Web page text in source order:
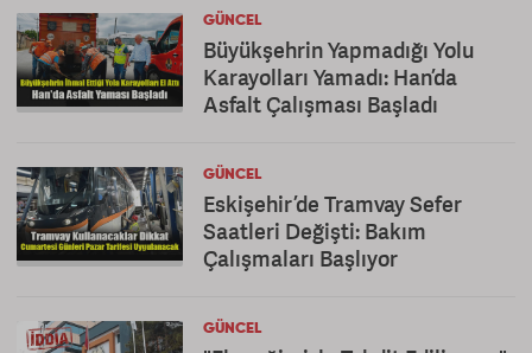
GÜNCEL
Büyükşehrin Yapmadığı Yolu
Karayolları Yamadı: Han’da
Asfalt Çalışması Başladı
GÜNCEL
Eskişehir’de Tramvay Sefer
Saatleri Değişti: Bakım
Çalışmaları Başlıyor
GÜNCEL